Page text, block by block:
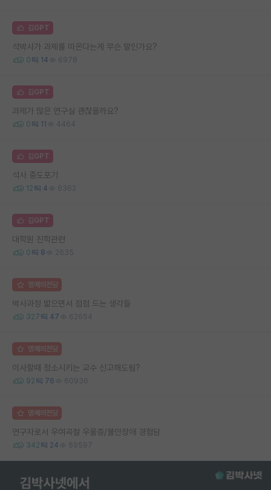
김GPT
석박사가 과제를 따온다는게 무슨 말인가요?
0 14 6978
김GPT
과제가 많은 연구실 괜찮을까요?
0 11 4464
김GPT
석사 중도포기
12 4 6362
김GPT
대학원 진학관련
0 8 2635
명예의전당
박사과정 밟으면서 점점 드는 생각들
327 47 62654
명예의전당
이사할때 청소시키는 교수 신고해도됨?
92 76 60936
명예의전당
연구자로서 우여곡절 우울증/불안장애 경험담
342 24 69597